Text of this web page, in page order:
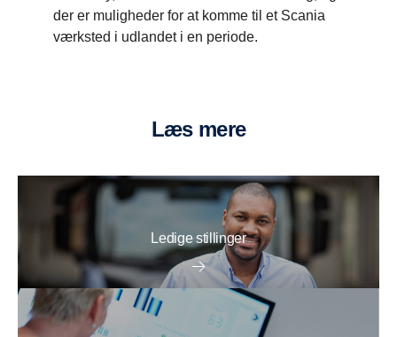
der er muligheder for at komme til et Scania
værksted i udlandet i en periode.
Læs mere
Ledige stillinger